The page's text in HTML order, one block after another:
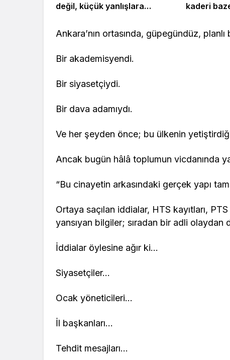
değil, küçük yanlışlara
kaderi
Ankara’nın ortasında, güpegündüz,
Bir akademisyendi.
Bir siyasetçiydi.
Bir dava adamıydı.
Ve her şeyden önce; bu ülkenin
Ancak bugün hâlâ toplumun vicdanında
“Bu cinayetin arkasındaki gerçek yapı
Ortaya saçılan iddialar, HTS kayıtları,
yansıyan bilgiler; sıradan bir adli
İddialar öylesine ağır ki…
Siyasetçiler…
Ocak yöneticileri…
İl başkanları…
Tehdit mesajları…